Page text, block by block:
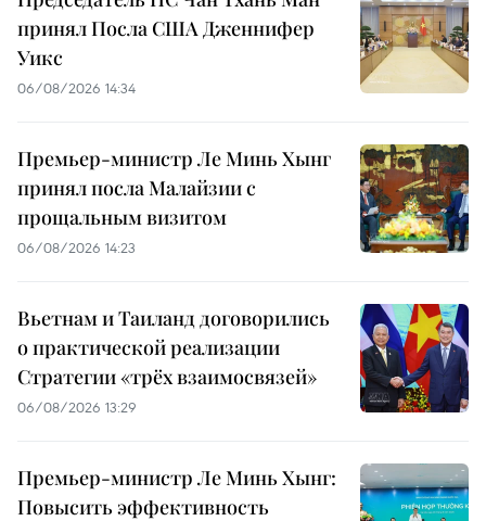
принял Посла США Дженнифер
Уикс
06/08/2026 14:34
Премьер-министр Ле Минь Хынг
принял посла Малайзии с
прощальным визитом
06/08/2026 14:23
Вьетнам и Таиланд договорились
о практической реализации
Стратегии «трёх взаимосвязей»
06/08/2026 13:29
Премьер-министр Ле Минь Хынг:
Повысить эффективность